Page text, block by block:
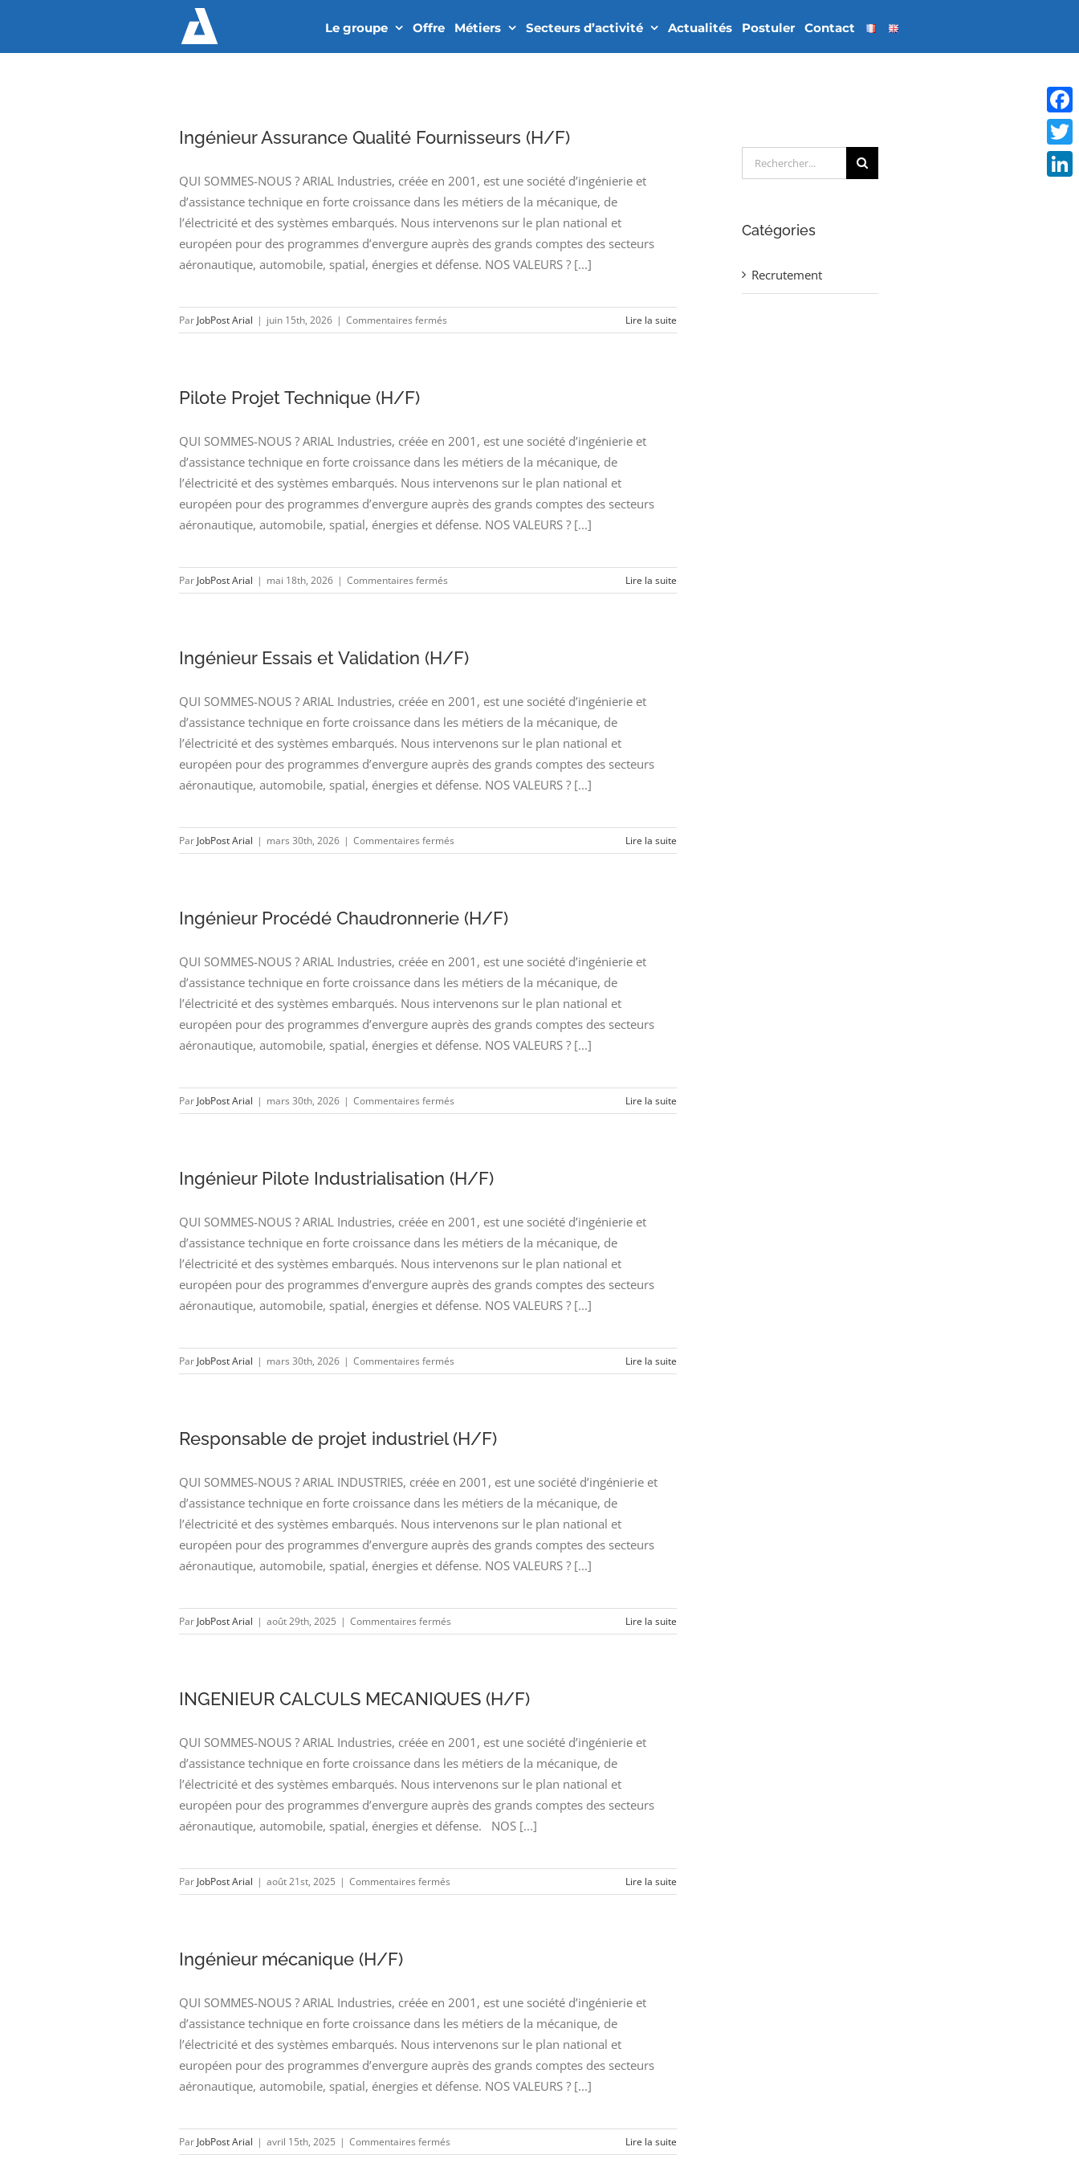
contenu
Le groupe Offre Métiers Secteurs d’activité Actualités Postuler Contact
Ingénieur Assurance Qualité Fournisseurs (H/F)
QUI SOMMES-NOUS ? ARIAL Industries, créée en 2001, est une société d’ingénierie et
d’assistance technique en forte croissance dans les métiers de la mécanique, de
l’électricité et des systèmes embarqués. Nous intervenons sur le plan national et
européen pour des programmes d’envergure auprès des grands comptes des secteurs
aéronautique, automobile, spatial, énergies et défense. NOS VALEURS ? [...]
Par JobPost Arial | juin 15th, 2026 | Commentaires ferméssur
Ingénieur
Lire la suite
Pilote Projet Technique (H/F)
QUI SOMMES-NOUS ? ARIAL Industries, créée en 2001, est une société d’ingénierie et
d’assistance technique en forte croissance dans les métiers de la mécanique, de
l’électricité et des systèmes embarqués. Nous intervenons sur le plan national et
européen pour des programmes d’envergure auprès des grands comptes des secteurs
aéronautique, automobile, spatial, énergies et défense. NOS VALEURS ? [...]
Par JobPost Arial | mai 18th, 2026 | Commentaires ferméssur
Pilote
Lire la suite
Ingénieur Essais et Validation (H/F)
QUI SOMMES-NOUS ? ARIAL Industries, créée en 2001, est une société d’ingénierie et
d’assistance technique en forte croissance dans les métiers de la mécanique, de
l’électricité et des systèmes embarqués. Nous intervenons sur le plan national et
européen pour des programmes d’envergure auprès des grands comptes des secteurs
aéronautique, automobile, spatial, énergies et défense. NOS VALEURS ? [...]
Par JobPost Arial | mars 30th, 2026 | Commentaires ferméssur
Ingénieur
(H/F)
Lire la suite
Ingénieur Procédé Chaudronnerie (H/F)
QUI SOMMES-NOUS ? ARIAL Industries, créée en 2001, est une société d’ingénierie et
d’assistance technique en forte croissance dans les métiers de la mécanique, de
l’électricité et des systèmes embarqués. Nous intervenons sur le plan national et
européen pour des programmes d’envergure auprès des grands comptes des secteurs
aéronautique, automobile, spatial, énergies et défense. NOS VALEURS ? [...]
Par JobPost Arial | mars 30th, 2026 | Commentaires ferméssur
Ingénieur
Lire la suite
Ingénieur Pilote Industrialisation (H/F)
QUI SOMMES-NOUS ? ARIAL Industries, créée en 2001, est une société d’ingénierie et
d’assistance technique en forte croissance dans les métiers de la mécanique, de
l’électricité et des systèmes embarqués. Nous intervenons sur le plan national et
européen pour des programmes d’envergure auprès des grands comptes des secteurs
aéronautique, automobile, spatial, énergies et défense. NOS VALEURS ? [...]
Par JobPost Arial | mars 30th, 2026 | Commentaires ferméssur
Ingénieur
Lire la suite
Responsable de projet industriel (H/F)
QUI SOMMES-NOUS ? ARIAL INDUSTRIES, créée en 2001, est une société d’ingénierie et
d’assistance technique en forte croissance dans les métiers de la mécanique, de
l’électricité et des systèmes embarqués. Nous intervenons sur le plan national et
européen pour des programmes d’envergure auprès des grands comptes des secteurs
aéronautique, automobile, spatial, énergies et défense. NOS VALEURS ? [...]
Par JobPost Arial | août 29th, 2025 | Commentaires ferméssur
Responsable
(H/F)
Lire la suite
INGENIEUR CALCULS MECANIQUES (H/F)
QUI SOMMES-NOUS ? ARIAL Industries, créée en 2001, est une société d’ingénierie et
d’assistance technique en forte croissance dans les métiers de la mécanique, de
l’électricité et des systèmes embarqués. Nous intervenons sur le plan national et
européen pour des programmes d’envergure auprès des grands comptes des secteurs
aéronautique, automobile, spatial, énergies et défense. NOS [...]
Par JobPost Arial | août 21st, 2025 | Commentaires ferméssur
INGENIEUR
Lire la suite
Ingénieur mécanique (H/F)
QUI SOMMES-NOUS ? ARIAL Industries, créée en 2001, est une société d’ingénierie et
d’assistance technique en forte croissance dans les métiers de la mécanique, de
l’électricité et des systèmes embarqués. Nous intervenons sur le plan national et
européen pour des programmes d’envergure auprès des grands comptes des secteurs
aéronautique, automobile, spatial, énergies et défense. NOS VALEURS ? [...]
Par JobPost Arial | avril 15th, 2025 | Commentaires ferméssur
Lire la suite
Rechercher:
Catégories
Recrutement